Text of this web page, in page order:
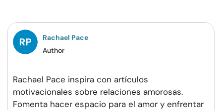
Rachael Pace
Author
Rachael Pace inspira con artículos
motivacionales sobre relaciones amorosas.
Fomenta hacer espacio para el amor y enfrentar